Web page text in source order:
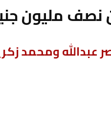
نصف مليون
عبدالله ومحمد